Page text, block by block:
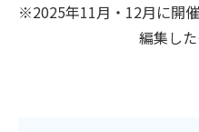
※2025年11月・12月に開
編集した